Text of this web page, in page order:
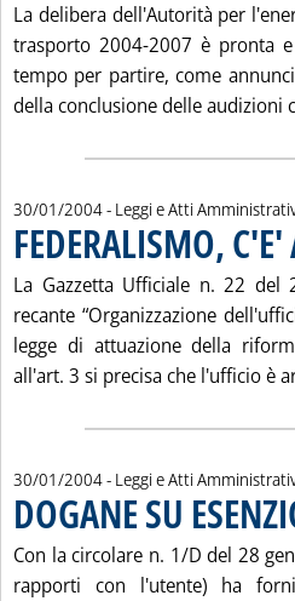
La delibera dell'Autorità per
trasporto 2004-2007 è pronta
tempo per partire, come
della conclusione delle audizioni
30/01/2004- Leggi e Atti
FEDERALISMO,
La Gazzetta Ufficiale n. 22
recante “Organizzazione
legge di attuazione della
all'art. 3 si precisa che l'ufficio è
30/01/2004- Leggi e Atti
DOGANE SU
Con la circolare n. 1/D del 28
rapporti con l'utente) ha